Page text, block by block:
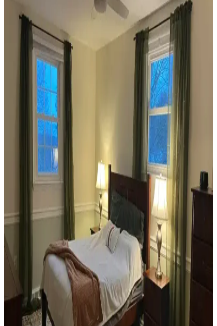
Ev Dekorasyonunda Denge ve Fonksiyonellik: Renk
Uyumu, Mobilya Yerleşimi ve Estetik İncelemesi
Reddit tartışması üzerinden ev dekorasyonunda renk uyumu,
mobilya yerleşimi ve aksesuar dengesi gibi unsurların yaşam
alanlarının estetik ve fonksiyonelliğini nasıl etkilediği inceleniyor.
Veranda Dekorasyonunda Bitki Seçimi, Aydınlatma
ve Mobilya Düzenlemeleriyle Estetik İyileştirme
Yöntemleri
Veranda dekorasyonunda bitkiler, halılar, aydınlatma ve mobilyaların
uyumlu kullanımı mekânı daha davetkâr ve fonksiyonel kılar. Doğru
seçimler verandanın atmosferini ve dış görünümünü güçlendirir.
Habitat'tan İkinci El Mobilya Alımı ve Ev
Dekorasyonunda Stil Oluşturma Yöntemleri
Habitat mağazalarından ikinci el mobilya alımı, ekonomik ve özgün
dekorasyon için fırsatlar sunar. Doğru seçim, temizlik ve stil
oluşturma evin atmosferini belirler.
Teal Renkli Sandalyenin Halı ve Dolapla
Uyumunda Renk Tonları ve Aksesuarların Rolü
Teal renkli sandalyenin halı ve dolapla uyumu, doğru renk tonları ve
aksesuar seçimiyle sağlanır. Halıdaki mavi-yeşil alt tonlar ve sıcak
ahşap dolap, teal rengini öne çıkarır, aksesuarlar ise denge oluşturur.
Yan Sehpa Boyama Renk Seçenekleri ve
Dekorasyon Uyumu İçin Rehber
Yan sehpa boyamada renk seçimi, mobilya ve dekorasyon uyumu